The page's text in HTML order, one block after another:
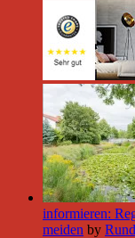
informieren:
meiden by